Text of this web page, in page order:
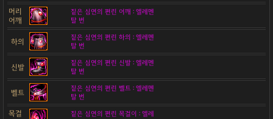
머리
어깨
짙은 심연의 편린 어깨 : 엘레멘
탈 번
하의
짙은 심연의 편린 하의 : 엘레멘
탈 번
신발
짙은 심연의 편린 신발 : 엘레멘
탈 번
벨트
짙은 심연의 편린 벨트 : 엘레멘
탈 번
목걸
짙은 심연의 편린 목걸이 : 엘레